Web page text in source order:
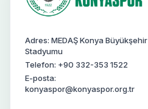
Adres: MEDAŞ Konya Büyükşehir
Stadyumu
Telefon: +90 332-353 1522
E-posta:
konyaspor@konyaspor.org.tr